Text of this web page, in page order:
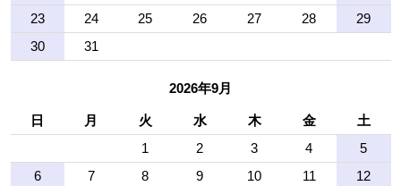
23
24 25 26 27 28
29
30
31
2026年9月
日 月 火 水 木 金
土
1
2 3 4
5
6
7 8 9 10 11
12